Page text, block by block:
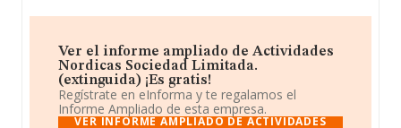
Ver el informe ampliado de Actividades
Nordicas Sociedad Limitada.
(extinguida) ¡Es gratis!
Regístrate en eInforma y te regalamos el
Informe Ampliado de esta empresa.
VER INFORME AMPLIADO DE ACTIVIDADES